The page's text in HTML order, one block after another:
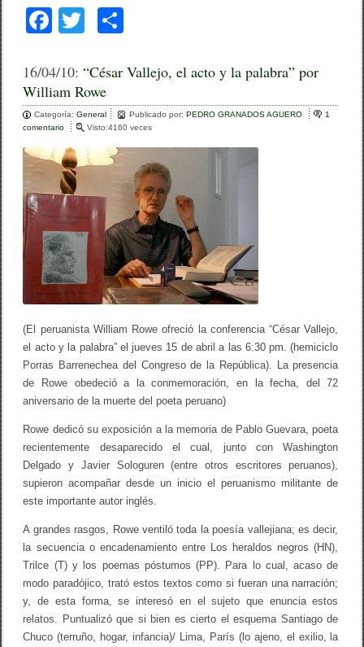
F
c
e
b
o
o
k
tt
er
m
p
ar
tir
16/04/10:“César Vallejo, el acto y la palabra” por
William Rowe
Categoría:General Publicado por:PEDRO GRANADOS AGUERO
1
comentario
“
C
é
s
a
r
V
a
l
l
e
e
a
t
o
l
p
a
b
a
”
o
r
W
l
l
Visto:4160 veces
(El peruanista William Rowe ofreció la conferencia “César Vallejo,
el acto y la palabra” el jueves 15 de abril a las 6:30 pm. (hemiciclo
Porras Barrenechea del Congreso de la República). La presencia
de Rowe obedeció a la conmemoración, en la fecha, del 72
aniversario de la muerte del poeta peruano)
Rowe dedicó su exposición a la memoria de Pablo Guevara, poeta
recientemente desaparecido el cual, junto con Washington
Delgado y Javier Sologuren (entre otros escritores peruanos),
supieron acompañar desde un inicio el peruanismo militante de
este importante autor inglés.
A grandes rasgos, Rowe ventiló toda la poesía vallejiana; es decir,
la secuencia o encadenamiento entre Los heraldos negros (HN),
Trilce (T) y los poemas póstumos (PP). Para lo cual, acaso de
modo paradójico, trató estos textos como si fueran una narración;
y, de esta forma, se interesó en el sujeto que enuncia estos
relatos. Puntualizó que si bien es cierto el esquema Santiago de
Chuco (terruño, hogar, infancia)/ Lima, París (lo ajeno, el exilio, la